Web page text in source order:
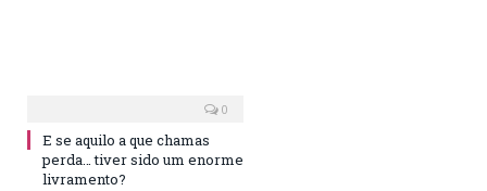
0
E se aquilo a que chamas
perda… tiver sido um enorme
livramento?